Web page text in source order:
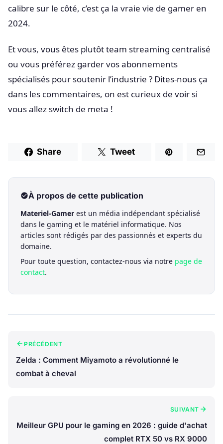
calibre sur le côté, c’est ça la vraie vie de gamer en
2024.
Et vous, vous êtes plutôt team streaming centralisé
ou vous préférez garder vos abonnements
spécialisés pour soutenir l’industrie ? Dites-nous ça
dans les commentaires, on est curieux de voir si
vous allez switch de meta !
Share Tweet
À propos de cette publication
Materiel-Gamer est un média indépendant spécialisé
dans le gaming et le matériel informatique. Nos
articles sont rédigés par des passionnés et experts du
domaine.
Pour toute question, contactez-nous via notre page de
contact.
PRÉCÉDENT
Zelda : Comment Miyamoto a révolutionné le
combat à cheval
SUIVANT
Meilleur GPU pour le gaming en 2026 : guide d'achat
complet RTX 50 vs RX 9000